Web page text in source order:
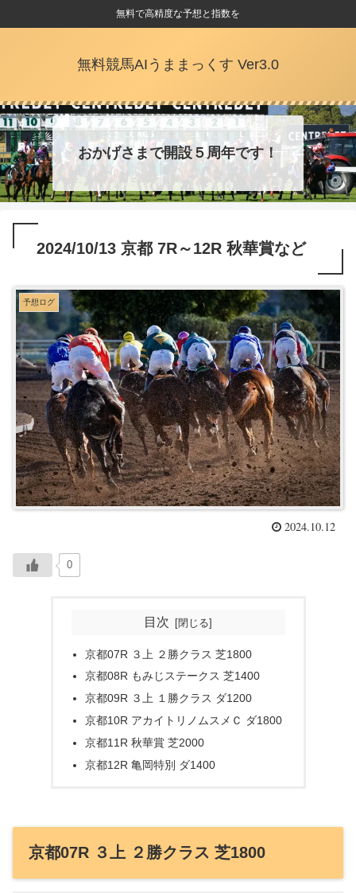
無料で高精度な予想と指数を
無料競馬AIうままっくす Ver3.0
おかげさまで開設５周年です！
2024/10/13 京都 7R～12R 秋華賞など
予想ログ
2024.10.12
0
目次
京都07R ３上 ２勝クラス 芝1800
京都08R もみじステークス 芝1400
京都09R ３上 １勝クラス ダ1200
京都10R アカイトリノムスメＣ ダ1800
京都11R 秋華賞 芝2000
京都12R 亀岡特別 ダ1400
京都07R ３上 ２勝クラス 芝1800